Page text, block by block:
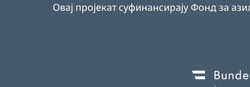
Овај пројекат суфинансирају Фонд за
Image